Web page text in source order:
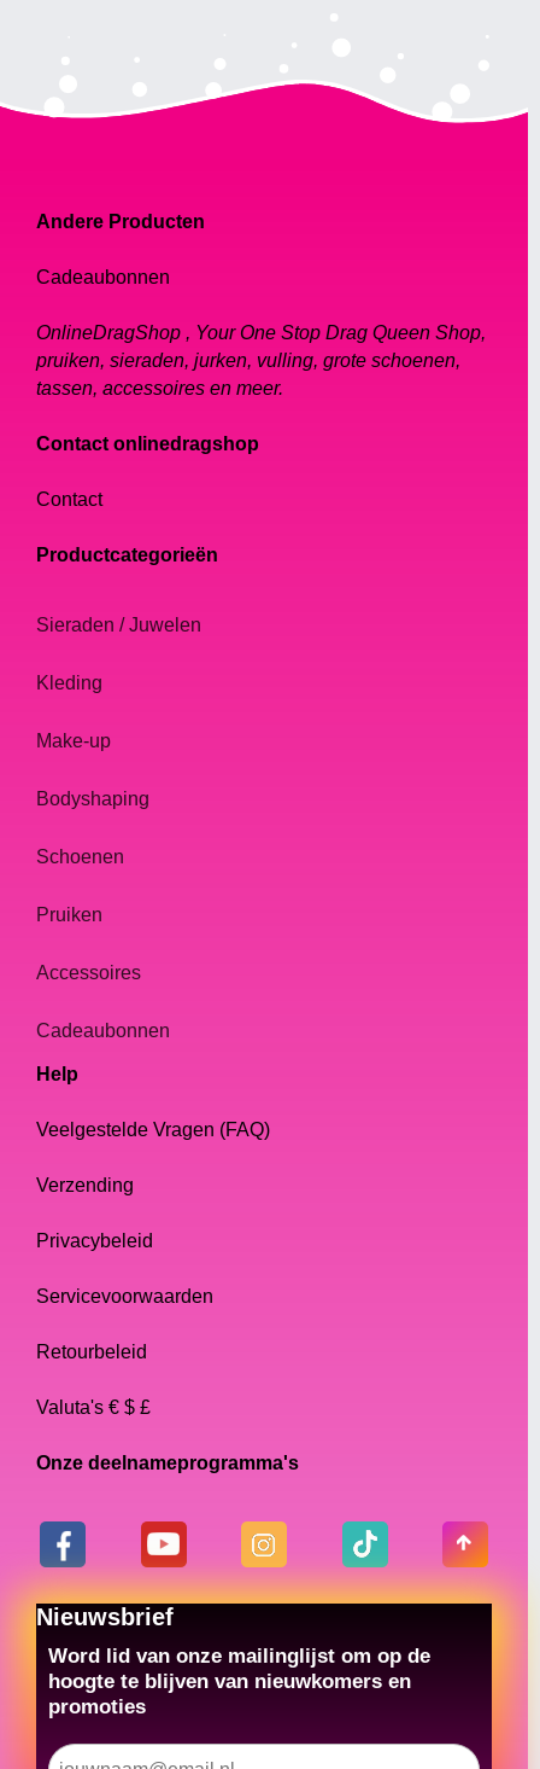
Andere Producten
Cadeaubonnen
OnlineDragShop , Your One Stop Drag Queen Shop,
pruiken, sieraden, jurken, vulling, grote schoenen,
tassen, accessoires en meer.
Contact onlinedragshop
Contact
Productcategorieën
Sieraden / Juwelen
Kleding
Make-up
Bodyshaping
Schoenen
Pruiken
Accessoires
Cadeaubonnen
Help
Veelgestelde Vragen (FAQ)
Verzending
Privacybeleid
Servicevoorwaarden
Retourbeleid
Valuta's € $ £
Onze deelnameprogramma's
Nieuwsbrief
Word lid van onze mailinglijst om op de
hoogte te blijven van nieuwkomers en
promoties